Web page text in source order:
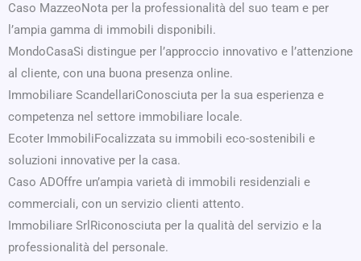
Caso MazzeoNota per la professionalità del suo team e per
l’ampia gamma di immobili disponibili.
MondoCasaSi distingue per l’approccio innovativo e l’attenzione
al cliente, con una buona presenza online.
Immobiliare ScandellariConosciuta per la sua esperienza e
competenza nel settore immobiliare locale.
Ecoter ImmobiliFocalizzata su immobili eco-sostenibili e
soluzioni innovative per la casa.
Caso ADOffre un’ampia varietà di immobili residenziali e
commerciali, con un servizio clienti attento.
Immobiliare SrlRiconosciuta per la qualità del servizio e la
professionalità del personale.